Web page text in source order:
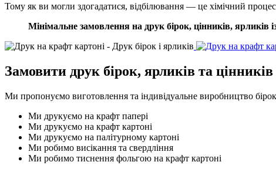
Тому як ви могли здогадатися, відбілювання — це хімічний
Мінімальне замовлення на друк бірок, цінників, ярликів
Замовити друк бірок, ярликів та
Ми пропонуємо виготовлення та індивідуальне виробництво
Ми друкуємо на крафт папері
Ми друкуємо на крафт картоні
Ми друкуємо на палітурному картоні
Ми робимо висікання та свердління
Ми робимо тиснення фольгою на крафт картоні